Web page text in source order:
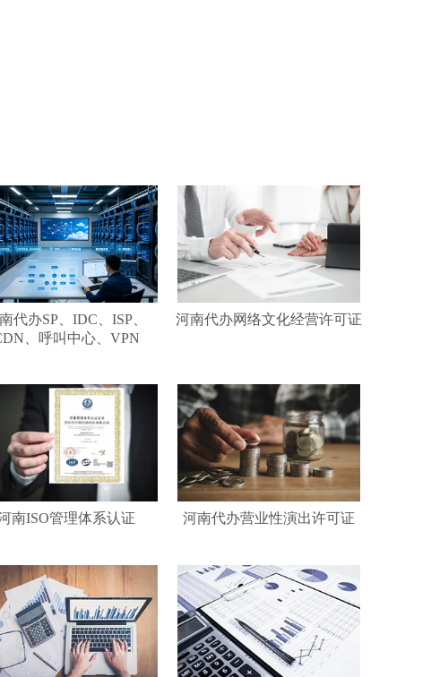
代办SP、IDC、ISP、
、呼叫中心、VPN
河南代办网络文化经营许可证
南ISO管理体系认证 河南代办营业性演出许可证